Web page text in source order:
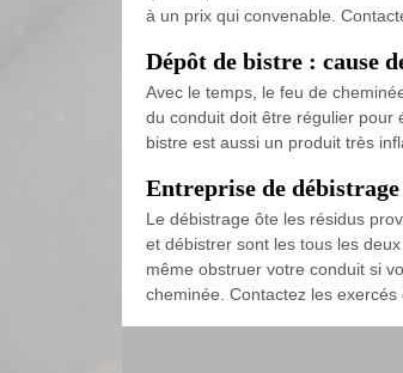
à un prix qui convenable.
Dépôt de bistre : cause
Avec le temps, le feu de
du conduit doit être régulier pour
bistre est aussi un produit très
Entreprise de débistrage
Le débistrage ôte les résidus
et débistrer sont les tous les
même obstruer votre conduit si
cheminée. Contactez les